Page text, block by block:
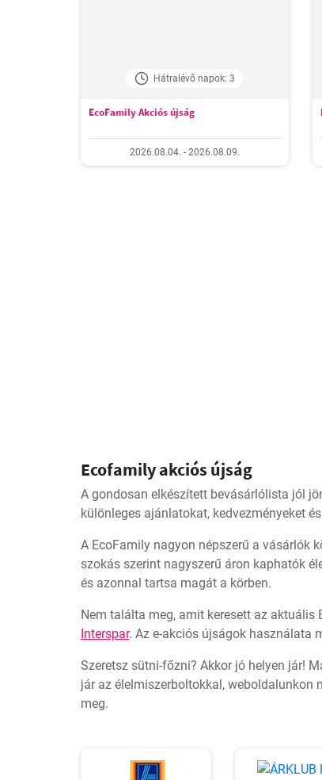
Hátralévő napok: 3
EcoFamily Akciós újság
2026.08.04. - 2026.08.09.
Ecofamily akciós újság
A gondosan elkészített bevásárlólista jól
különleges ajánlatokat, kedvezményeket
A EcoFamily nagyon népszerű a vásárlók
szokás szerint nagyszerű áron kaphatók
és azonnal tartsa magát a körben.
Nem találta meg, amit keresett az
Interspar. Az e-akciós újságok használata
Szeretsz sütni-főzni? Akkor jó helyen jár!
jár az élelmiszerboltokkal, weboldalunkon
meg.